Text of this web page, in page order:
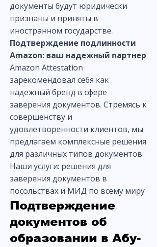
документы будут юридически
признаны и приняты в
иностранном государстве.
Подтверждение подлинности
Amazon: ваш надежный партнер
Amazon Attestation
зарекомендовал себя как
надежный бренд в сфере
заверения документов. Стремясь к
совершенству и
удовлетворенности клиентов, мы
предлагаем комплексные решения
для различных типов документов.
Наши услуги: решения для
заверения документов в
посольствах и МИД по всему миру
Подтверждение
документов об
образовании в Абу-